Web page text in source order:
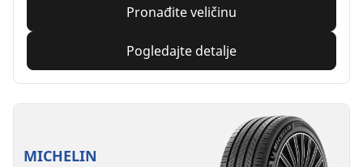
Pronađite veličinu
Pogledajte detalje
MICHELIN